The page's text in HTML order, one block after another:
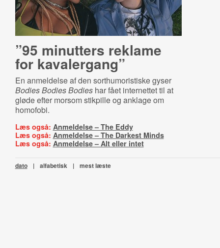
”95 minutters reklame
for kavalergang”
En anmeldelse af den sorthumoristiske gyser
Bodies Bodies Bodies har fået internettet til at
gløde efter morsom stikpille og anklage om
homofobi.
Læs også: Anmeldelse – The Eddy
Læs også: Anmeldelse – The Darkest Minds
Læs også: Anmeldelse – Alt eller intet
dato | alfabetisk | mest læste